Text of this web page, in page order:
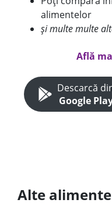
alimentelor
și multe multe
Află
Descarcă
Google
Alte